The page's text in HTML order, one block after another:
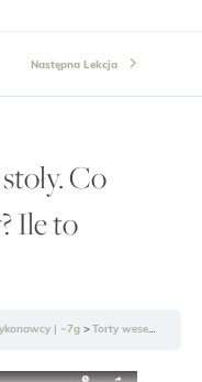
Następna Lekcja
Co
Ile to
| ~7g Torty weselne i słodkie stoły. Co wybrać? Jakie są trendy? Ile to kosztuje? | ~17min